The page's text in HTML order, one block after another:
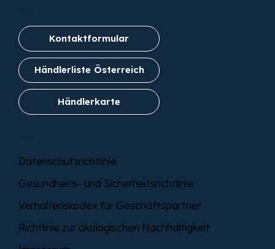
Kontaktformular
Händlerliste Österreich
Händlerkarte
Datenschutzrichtlinie
Gesundheits- und Sicherheitsrichtlinie
Verhaltenskodex für Geschäftspartner
Richtlinie zur ökologischen Nachhaltigkeit